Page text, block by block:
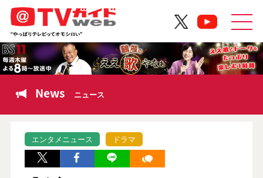
News ニュース
エンタメニュース ドラマ